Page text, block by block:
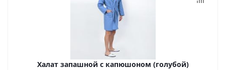
Халат запашной с капюшоном (голубой)